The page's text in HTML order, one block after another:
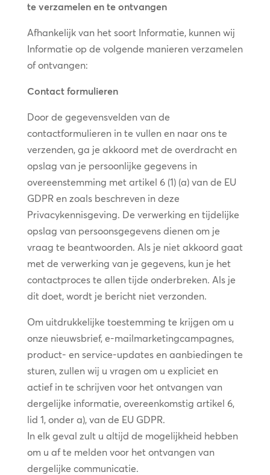
te verzamelen en te ontvangen
Afhankelijk van het soort Informatie, kunnen wij
Informatie op de volgende manieren verzamelen
of ontvangen:
Contact formulieren
Door de gegevensvelden van de
contactformulieren in te vullen en naar ons te
verzenden, ga je akkoord met de overdracht en
opslag van je persoonlijke gegevens in
overeenstemming met artikel 6 (1) (a) van de EU
GDPR en zoals beschreven in deze
Privacykennisgeving. De verwerking en tijdelijke
opslag van persoonsgegevens dienen om je
vraag te beantwoorden. Als je niet akkoord gaat
met de verwerking van je gegevens, kun je het
contactproces te allen tijde onderbreken. Als je
dit doet, wordt je bericht niet verzonden.
Om uitdrukkelijke toestemming te krijgen om u
onze nieuwsbrief, e-mailmarketingcampagnes,
product- en service-updates en aanbiedingen te
sturen, zullen wij u vragen om u expliciet en
actief in te schrijven voor het ontvangen van
dergelijke informatie, overeenkomstig artikel 6,
lid 1, onder a), van de EU GDPR.
In elk geval zult u altijd de mogelijkheid hebben
om u af te melden voor het ontvangen van
dergelijke communicatie.